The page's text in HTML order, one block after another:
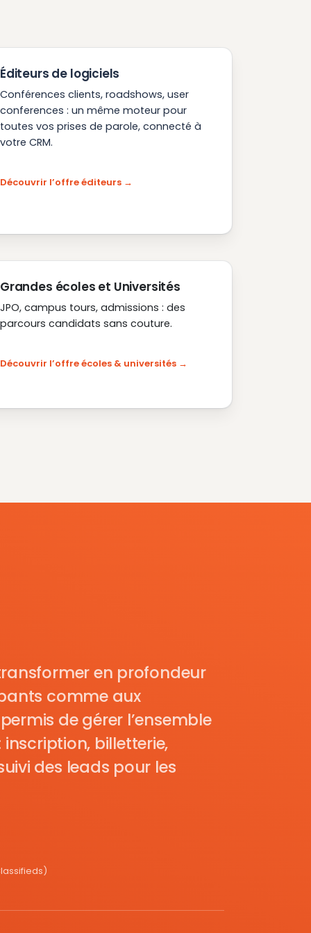
Éditeurs de logiciels
Conférences clients, roadshows, user
conferences : un même moteur pour
toutes vos prises de parole, connecté à
votre CRM.
Découvrir l’offre éditeurs
Grandes écoles et Universités
JPO, campus tours, admissions : des
parcours candidats sans couture.
Découvrir l’offre écoles & universités
en profondeur
comme aux
de gérer l’ensemble
billetterie,
des leads pour les